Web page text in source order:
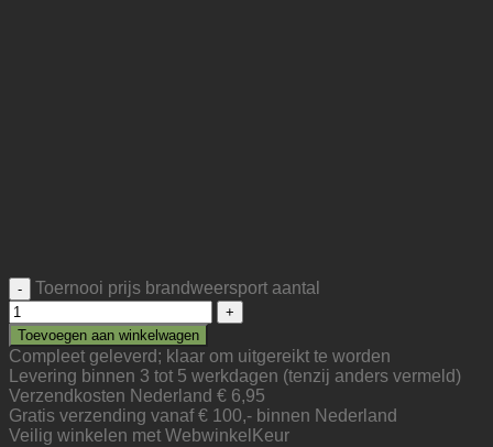
Toernooi prijs brandweersport aantal
Toevoegen aan winkelwagen
Compleet geleverd; klaar om uitgereikt te worden
Levering binnen 3 tot 5 werkdagen (tenzij anders vermeld)
Verzendkosten Nederland € 6,95
Gratis verzending vanaf € 100,- binnen Nederland
Veilig winkelen met WebwinkelKeur